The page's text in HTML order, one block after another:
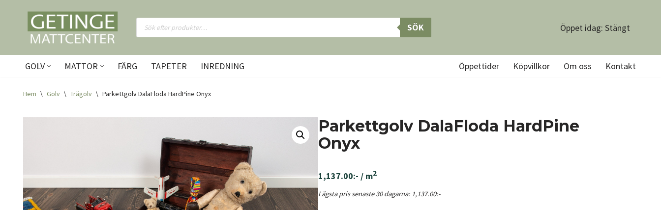
Hoppa
innehåll
SÖK Öppet idag: Stängt
GOLV MATTOR FÄRG TAPETER INREDNING Öppettider Köpvillkor Om oss Kontakt
Hem \ Golv \ Trägolv \ Parkettgolv DalaFloda HardPine Onyx
Parkettgolv DalaFloda HardPine
Onyx
1,137.00:- / m2
Lägsta pris senaste 30 dagarna: 1,137.00:-